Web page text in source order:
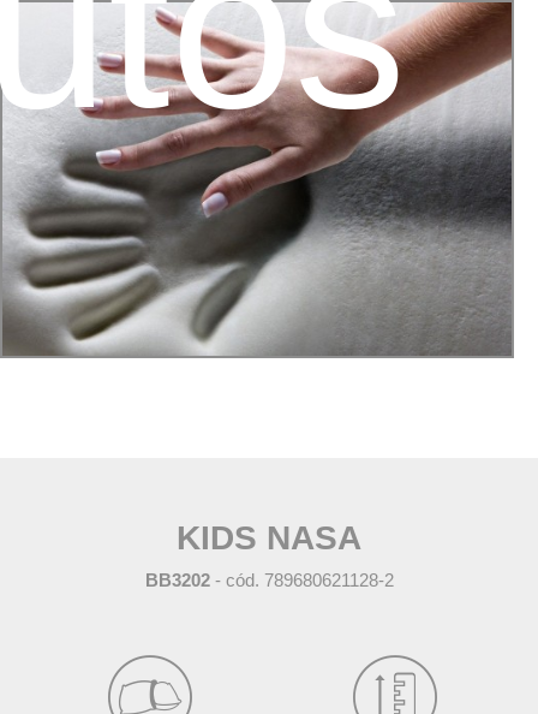
KIDS NASA
BB3202- cód. 789680621128-2